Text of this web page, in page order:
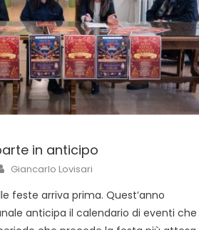
in anticipo
Giancarlo Lovisari
feste arriva prima. Quest’anno
anticipa il calendario di eventi che